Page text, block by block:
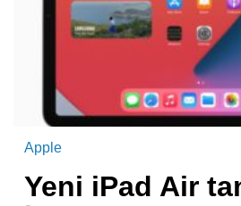
Apple
Yeni iPad Air